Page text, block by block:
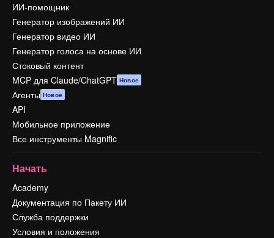
ИИ-помощник
Генератор изображений ИИ
Генератор видео ИИ
Генератор голоса на основе ИИ
Стоковый контент
MCP для Claude/ChatGPT Новое
Агенты Новое
API
Мобильное приложение
Все инструменты Magnific
Начать
Academy
Документация по Пакету ИИ
Служба поддержки
Условия и положения